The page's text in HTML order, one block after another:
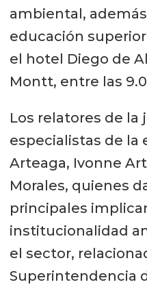
ambiental,
educación
el hotel Diego de
Montt, entre las
Los relatores de la
especialistas de la
Arteaga, Ivonne
Morales, quienes
principales
institucionalidad
el sector,
Superintendencia